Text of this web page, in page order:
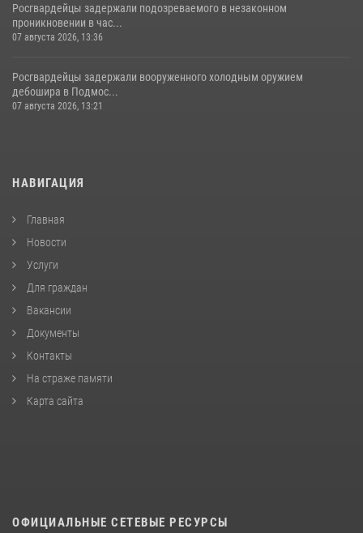
Росгвардейцы задержали подозреваемого в незаконном
проникновении в час...
07 августа 2026, 13:36
Росгвардейцы задержали вооруженного холодным оружием
дебошира в Подмос...
07 августа 2026, 13:21
НАВИГАЦИЯ
Главная
Новости
Услуги
Для граждан
Вакансии
Документы
Контакты
На страже памяти
Карта сайта
ОФИЦИАЛЬНЫЕ СЕТЕВЫЕ РЕСУРСЫ